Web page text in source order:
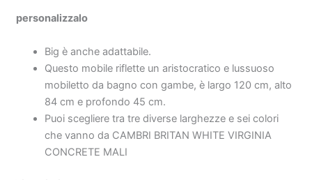
personalizzalo
Big è anche adattabile.
Questo mobile riflette un aristocratico e lussuoso
mobiletto da bagno con gambe, è largo 120 cm, alto
84 cm e profondo 45 cm.
Puoi scegliere tra tre diverse larghezze e sei colori
che vanno da CAMBRI BRITAN WHITE VIRGINIA
CONCRETE MALI